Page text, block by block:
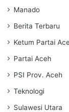
Manado
Berita Terbaru
Ketum Partai
Partai Aceh
PSI Prov. Aceh
Teknologi
Sulawesi Utara